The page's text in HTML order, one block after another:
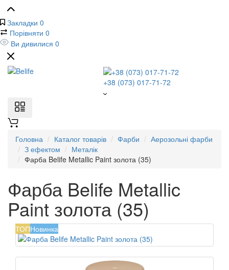
Закладки 0
Порівняти 0
Ви дивилися 0
+38 (073) 017-71-72
Головна Каталог товарів Фарби
Аерозольні фарби
З ефектом
Металік
Фарба Belife Metallic Paint золота (35)
Фарба Belife Metallic
Paint золота (35)
ТОПНовинка